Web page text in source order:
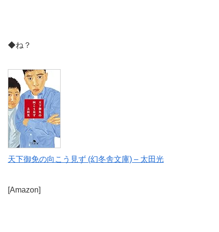
◆ね？
天下御免の向こう見ず (幻冬舎文庫) – 太田光
[Amazon]